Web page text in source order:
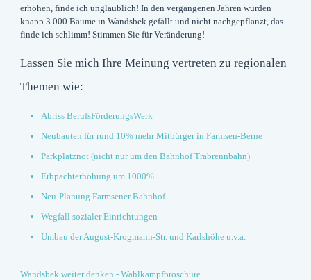
erhöhen, finde ich unglaublich! In den vergangenen Jahren wurden
knapp 3.000 Bäume in Wandsbek gefällt und nicht nachgepflanzt, das
finde ich schlimm! Stimmen Sie für Veränderung!
Lassen Sie mich Ihre Meinung vertreten zu regionalen
Themen wie:
Abriss BerufsFörderungsWerk
Neubauten für rund 10% mehr Mitbürger in Farmsen-Berne
Parkplatznot (nicht nur um den Bahnhof Trabrennbahn)
Erbpachterhöhung um 1000%
Neu-Planung Farmsener Bahnhof
Wegfall sozialer Einrichtungen
Umbau der August-Krogmann-Str. und Karlshöhe u.v.a.
Wandsbek weiter denken - Wahlkampfbroschüre